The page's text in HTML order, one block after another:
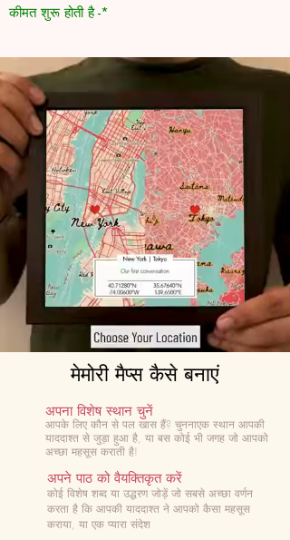
कीमत शुरू होती है -*
मेमोरी मैप्स कैसे बनाएं
अपना विशेष स्थान चुनें
आपके लिए कौन से पल खास हैं? चुननाएक स्थान आपकी
याददाश्त से जुड़ा हुआ है, या बस कोई भी जगह जो आपको
अच्छा महसूस कराती है!
अपने पाठ को वैयक्तिकृत करें
कोई विशेष शब्द या उद्धरण जोड़ें जो सबसे अच्छा वर्णन
करता है कि आपकी याददाश्त ने आपको कैसा महसूस
कराया, या एक प्यारा संदेश